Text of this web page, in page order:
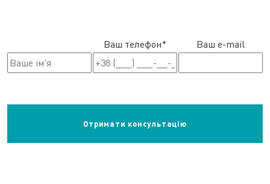
Ваш телефон* Ваш e-mail